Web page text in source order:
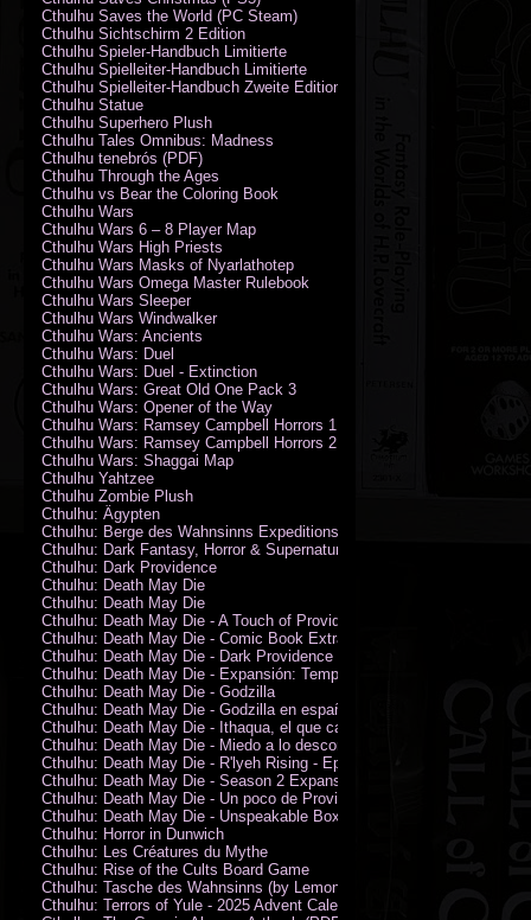
Cthulhu Saves the World (PC Steam)
Cthulhu Sichtschirm 2 Edition
Cthulhu Spieler-Handbuch Limitierte
Cthulhu Spielleiter-Handbuch Limitierte
Cthulhu Spielleiter-Handbuch Zweite Edition
Cthulhu Statue
Cthulhu Superhero Plush
Cthulhu Tales Omnibus: Madness
Cthulhu tenebrós (PDF)
Cthulhu Through the Ages
Cthulhu vs Bear the Coloring Book
Cthulhu Wars
Cthulhu Wars 6 – 8 Player Map
Cthulhu Wars High Priests
Cthulhu Wars Masks of Nyarlathotep
Cthulhu Wars Omega Master Rulebook
Cthulhu Wars Sleeper
Cthulhu Wars Windwalker
Cthulhu Wars: Ancients
Cthulhu Wars: Duel
Cthulhu Wars: Duel - Extinction
Cthulhu Wars: Great Old One Pack 3
Cthulhu Wars: Opener of the Way
Cthulhu Wars: Ramsey Campbell Horrors 1
Cthulhu Wars: Ramsey Campbell Horrors 2
Cthulhu Wars: Shaggai Map
Cthulhu Yahtzee
Cthulhu Zombie Plush
Cthulhu: Ägypten
Cthulhu: Berge des Wahnsinns Expeditionspack
Cthulhu: Dark Fantasy, Horror & Supernatural Movies
Cthulhu: Dark Providence
Cthulhu: Death May Die
Cthulhu: Death May Die
Cthulhu: Death May Die - A Touch of Providence
Cthulhu: Death May Die - Comic Book Extras vol. 2
Cthulhu: Death May Die - Dark Providence Investigators
Cthulhu: Death May Die - Expansión: Temporada 2
Cthulhu: Death May Die - Godzilla
Cthulhu: Death May Die - Godzilla en español
Cthulhu: Death May Die - Ithaqua, el que camina en el viento
Cthulhu: Death May Die - Miedo a lo desconocido
Cthulhu: Death May Die - R'lyeh Rising - Epic Episode
Cthulhu: Death May Die - Season 2 Expansion
Cthulhu: Death May Die - Un poco de Providence
Cthulhu: Death May Die - Unspeakable Box
Cthulhu: Horror in Dunwich
Cthulhu: Les Créatures du Mythe
Cthulhu: Rise of the Cults Board Game
Cthulhu: Tasche des Wahnsinns (by Lemonfish)
Cthulhu: Terrors of Yule - 2025 Advent Calendar